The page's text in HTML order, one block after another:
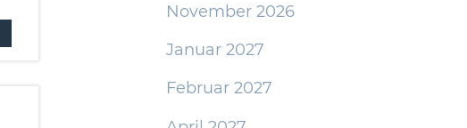
November 2026
Januar 2027
Februar 2027